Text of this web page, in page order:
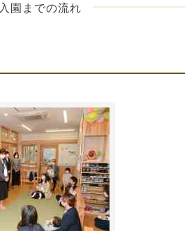
入園までの流れ